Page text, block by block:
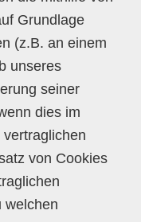
Grundlage
(z.B. an einem
unseres
seiner
dies im
von Cookies
welchen